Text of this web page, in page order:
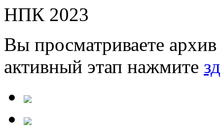
НПК 2023
Вы просматриваете
активный этап нажмите